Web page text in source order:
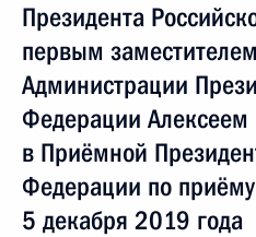
Президента
первым
Администрации
Федерации
в Приёмной
Федерации по
5 декабря 2019 года